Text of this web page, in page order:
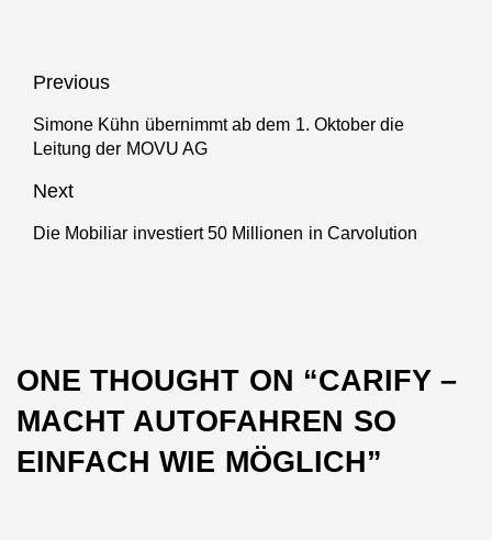
Beitragsnavigation
Previous
Previous
post:
Simone Kühn übernimmt ab dem 1. Oktober die
Leitung der MOVU AG
Next
Next
Die Mobiliar investiert 50 Millionen in Carvolution
ONE THOUGHT ON “CARIFY –
MACHT AUTOFAHREN SO
EINFACH WIE MÖGLICH”